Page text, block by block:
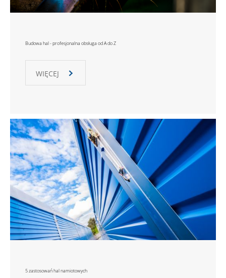
Budowa hal - profesjonalna obsługa od A do Z
WIĘCEJ
5 zastosowań hal namiotowych